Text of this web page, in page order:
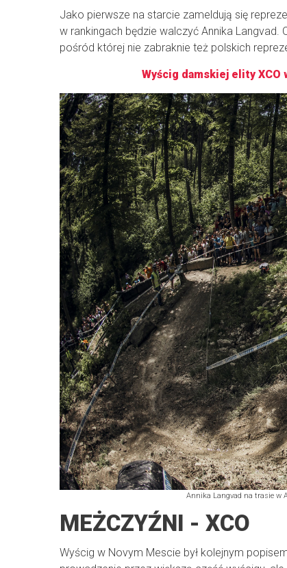
Jako pierwsze na starcie zameldują się
w rankingach będzie walczyć Annika
pośród której nie zabraknie też polskich
Wyścig damskiej elity
Annika Langvad na trasie w
MEŻCZYŹNI - XCO
Wyścig w Novym Mescie był kolejnym